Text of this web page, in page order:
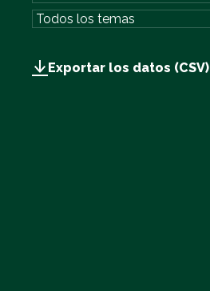
Exportar los datos (CSV)